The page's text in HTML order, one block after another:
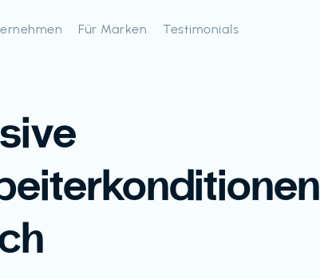
Für Marken Testimonials